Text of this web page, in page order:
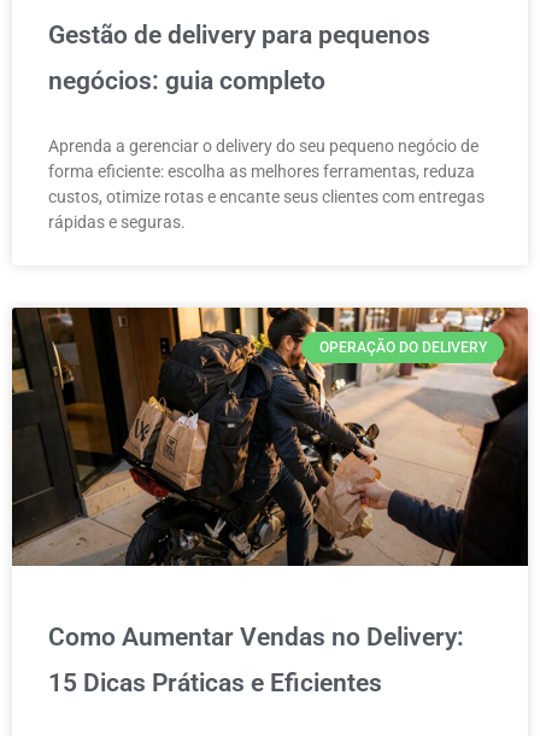
Gestão de delivery para pequenos
negócios: guia completo
Aprenda a gerenciar o delivery do seu pequeno negócio de
forma eficiente: escolha as melhores ferramentas, reduza
custos, otimize rotas e encante seus clientes com entregas
rápidas e seguras.
OPERAÇÃO DO DELIVERY
Como Aumentar Vendas no Delivery:
15 Dicas Práticas e Eficientes